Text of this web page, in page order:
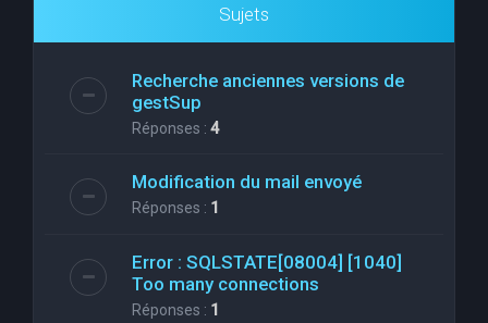
Sujets
Recherche anciennes versions de
gestSup
Réponses : 4
Modification du mail envoyé
Réponses : 1
Error : SQLSTATE[08004] [1040]
Too many connections
Réponses : 1